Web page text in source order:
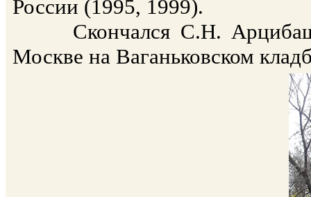
России (1995, 1999).
Скончался С.Н.
Москве на Ваганьковском